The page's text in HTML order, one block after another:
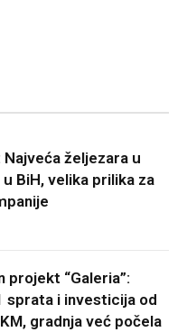
Najveća željezara u
BiH, velika prilika za
projekt “Galeria”:
sprata i investicija od
gradnja već počela